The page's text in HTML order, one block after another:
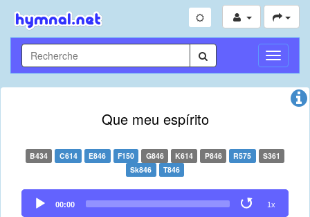
Toggle
Que meu espírito
B434 C614 E846 F150 G846 K614 P846 R575
S361
Sk846
T846
Audio
Player
00:00 1x